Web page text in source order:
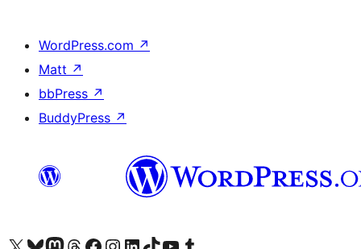
WordPress.com ↗
Matt ↗
bbPress ↗
BuddyPress ↗